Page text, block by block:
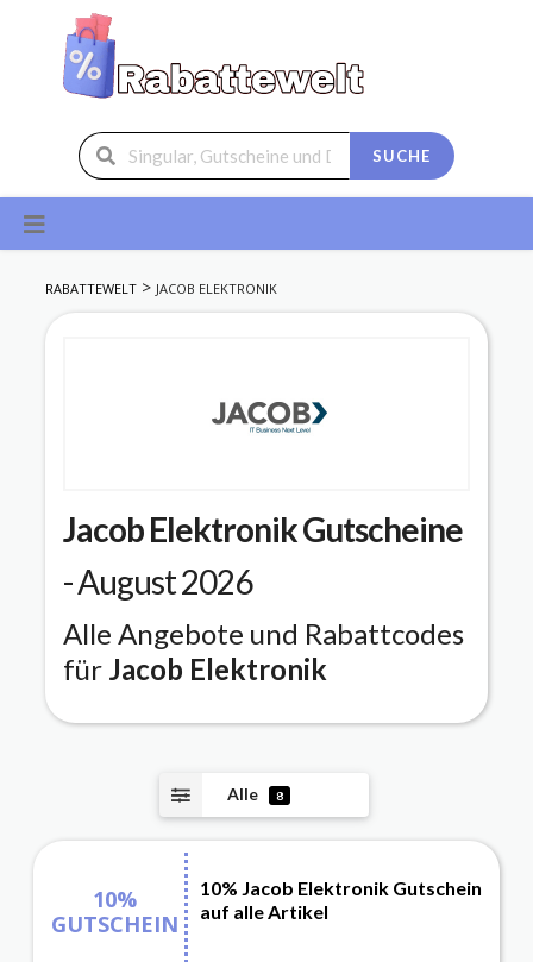
SUCHE
content
RABATTEWELT> JACOB ELEKTRONIK
Jacob ElektronikGutscheine
- August 2026
Alle Angebote und Rabattcodes
für Jacob Elektronik
Alle 8
10%
GUTSCHEIN
10% Jacob Elektronik Gutschein
auf alle Artikel